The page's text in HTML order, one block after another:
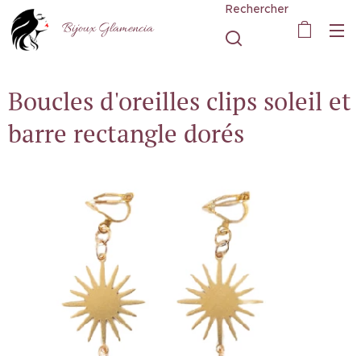
Bijoux Glamencia
Rechercher
Boucles d'oreilles clips soleil et
barre rectangle dorés